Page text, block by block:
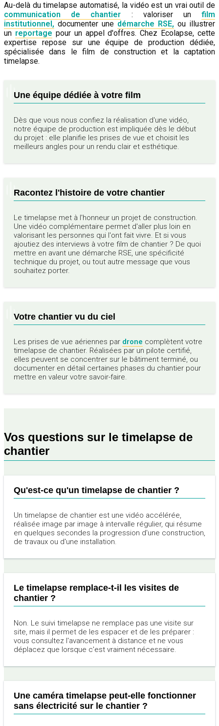
Au-delà du timelapse automatisé, la vidéo est un vrai outil de
communication de chantier : valoriser unfilm
institutionnel, documenter une démarche RSE, ou illustrer
un reportage pour un appel d'offres. Chez Ecolapse, cette
expertise repose sur une équipe de production dédiée,
spécialisée dans le film de construction et la captation
timelapse.
Une équipe dédiée à votre film
Dès que vous nous confiez la réalisation d'une vidéo,
notre équipe de production est impliquée dès le début
du projet : elle planifie les prises de vue et choisit les
meilleurs angles pour un rendu clair et esthétique.
Racontez l'histoire de votre chantier
Le timelapse met à l'honneur un projet de construction.
Une vidéo complémentaire permet d'aller plus loin en
valorisant les personnes qui l'ont fait vivre. Et si vous
ajoutiez des interviews à votre film de chantier ? De quoi
mettre en avant une démarche RSE, une spécificité
technique du projet, ou tout autre message que vous
souhaitez porter.
Votre chantier vu du ciel
Les prises de vue aériennes par drone complètent votre
timelapse de chantier. Réalisées par un pilote certifié,
elles peuvent se concentrer sur le bâtiment terminé, ou
documenter en détail certaines phases du chantier pour
mettre en valeur votre savoir-faire.
Vos questions sur le timelapse de
chantier
Qu'est-ce qu'un timelapse de chantier ?
Un timelapse de chantier est une vidéo accélérée,
réalisée image par image à intervalle régulier, qui résume
en quelques secondes la progression d'une construction,
de travaux ou d'une installation.
Le timelapse remplace-t-il les visites de
chantier ?
Non. Le suivi timelapse ne remplace pas une visite sur
site, mais il permet de les espacer et de les préparer :
vous consultez l'avancement à distance et ne vous
déplacez que lorsque c'est vraiment nécessaire.
Une caméra timelapse peut-elle fonctionner
sans électricité sur le chantier ?